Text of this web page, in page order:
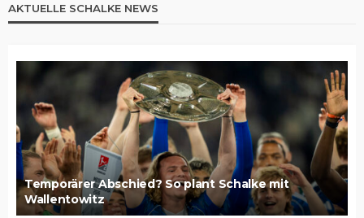
AKTUELLE SCHALKE NEWS
Temporärer Abschied? So plant Schalke mit
Wallentowitz